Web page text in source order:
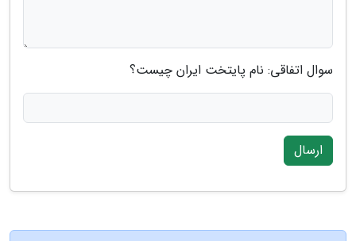
سوال اتفاقی: نام پایتخت ایران چیست؟
ارسال